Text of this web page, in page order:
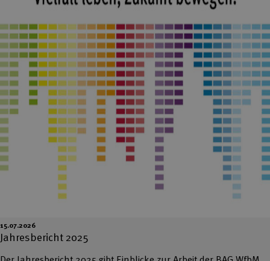
15.07.2026
Jahresbericht 2025